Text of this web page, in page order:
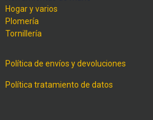
Hogar y varios
Plomería
Tornillería
Política de envíos y devoluciones
Política tratamiento de datos